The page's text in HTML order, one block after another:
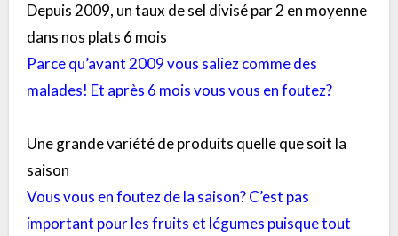
Depuis 2009, un taux de sel divisé par 2 en moyenne
dans nos plats 6 mois
Parce qu’avant 2009 vous saliez comme des
malades! Et après 6 mois vous vous en foutez?
Une grande variété de produits quelle que soit la
saison
Vous vous en foutez de la saison? C’est pas
important pour les fruits et légumes puisque tout